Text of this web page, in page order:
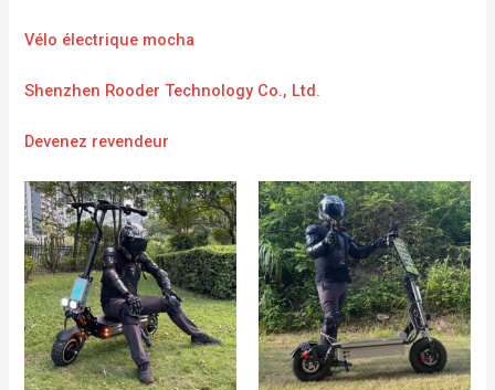
Vélo électrique mocha
Shenzhen Rooder Technology Co., Ltd.
Devenez revendeur